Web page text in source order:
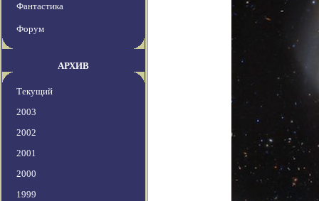
Фантастика
Форум
АРХИВ
Текущий
2003
2002
2001
2000
1999